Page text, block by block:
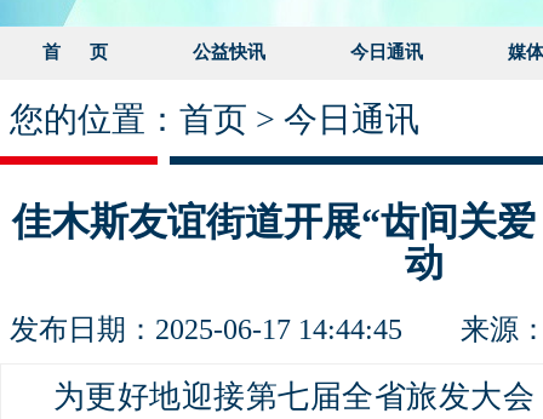
首 页 公益快讯 今日通讯 媒
您的位置： 首页 > 今日通讯
佳木斯友谊街道开展“齿间关
动
发布日期：2025-06-17 14:44:45 来源
为更好地迎接第七届全省旅发大